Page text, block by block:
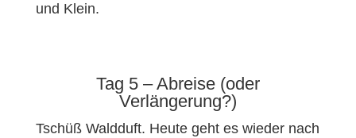
und Klein.
Tag 5 – Abreise (oder
Verlängerung?)
Tschüß Waldduft. Heute geht es wieder nach